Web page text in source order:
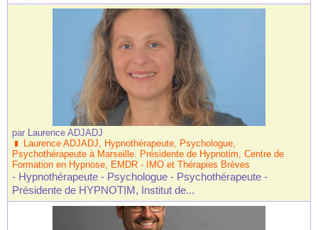
par Laurence ADJADJ
Laurence ADJADJ, Hypnothérapeute, Psychologue,
Psychothérapeute à Marseille. Présidente de Hypnotim, Centre de
Formation en Hypnose, EMDR - IMO et Thérapies Brèves
- Hypnothérapeute - Psychologue - Psychothérapeute -
Présidente de HYPNOTIM, Institut de...